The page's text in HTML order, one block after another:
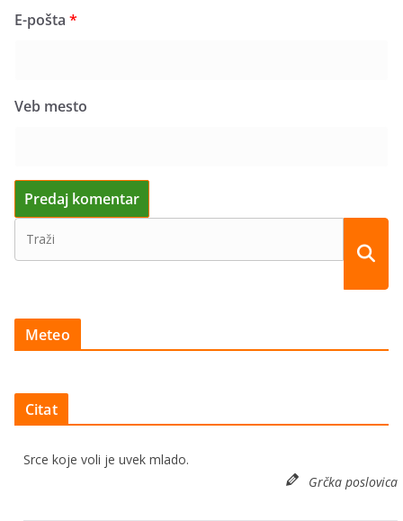
E-pošta *
Veb mesto
Meteo
Citat
Srce koje voli je uvek mlado.
Grčka poslovica